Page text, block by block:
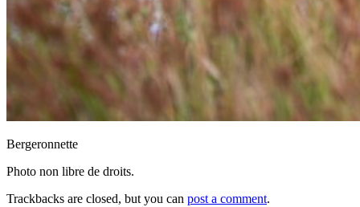
Bergeronnette
Photo non libre de droits.
Trackbacks are closed, but you can post a comment.